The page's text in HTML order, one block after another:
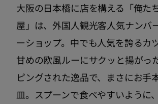
大阪の日本橋に店を構える「俺た
屋」は、外国人観光客人気ナンバ
ーショップ。中でも人気を誇るカ
甘めの欧風ルーにサクッと揚がっ
ピングされた逸品で、まさにお手
皿。スプーンで食べやすいように